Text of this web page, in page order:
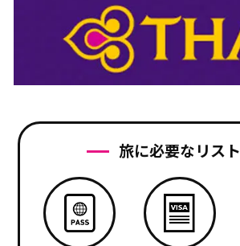
旅に必要なリスト